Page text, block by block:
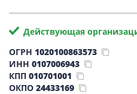
Действующая
ОГРН 1020100863573
ИНН 0107006943
КПП 010701001
ОКПО 24433169